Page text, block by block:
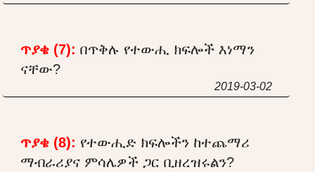
ጥያቄ (7): በጥቅሉ የተውሒ ክፍሎች እነማን
ናቸው?
2019-03-02
ጥያቄ (8): የተውሒድ ክፍሎችን ከተጨማሪ
ማብራሪያና ምሳሌዎች ጋር ቢዘረዝሩልን?